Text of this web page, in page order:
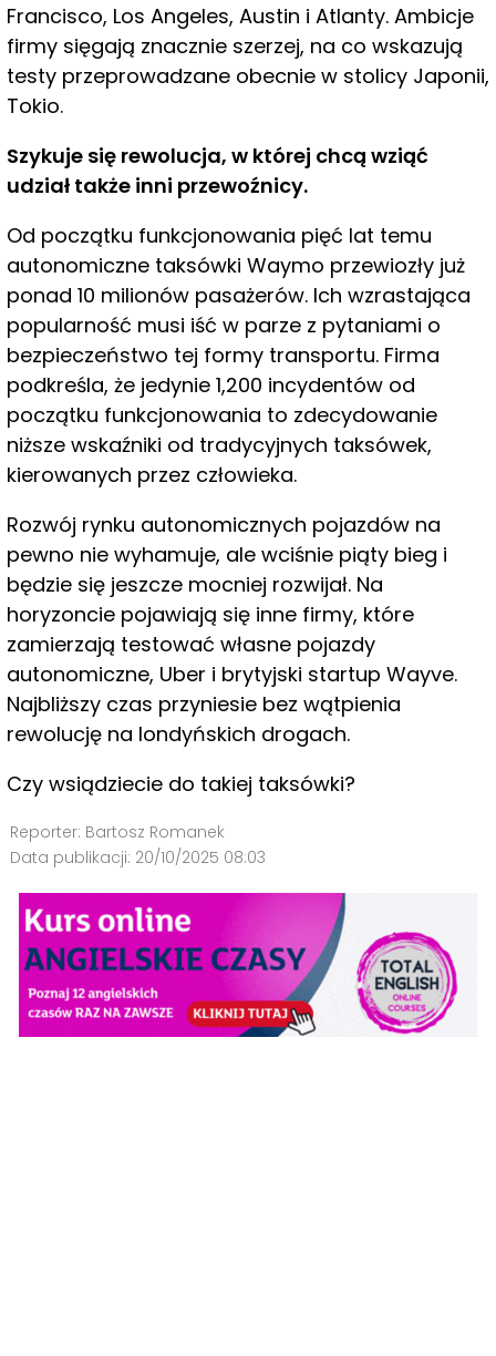
Francisco, Los Angeles, Austin i Atlanty. Ambicje
firmy sięgają znacznie szerzej, na co wskazują
testy przeprowadzane obecnie w stolicy Japonii,
Tokio.
Szykuje się rewolucja, w której chcą wziąć
udział także inni przewoźnicy.
Od początku funkcjonowania pięć lat temu
autonomiczne taksówki Waymo przewiozły już
ponad 10 milionów pasażerów. Ich wzrastająca
popularność musi iść w parze z pytaniami o
bezpieczeństwo tej formy transportu. Firma
podkreśla, że jedynie 1,200 incydentów od
początku funkcjonowania to zdecydowanie
niższe wskaźniki od tradycyjnych taksówek,
kierowanych przez człowieka.
Rozwój rynku autonomicznych pojazdów na
pewno nie wyhamuje, ale wciśnie piąty bieg i
będzie się jeszcze mocniej rozwijał. Na
horyzoncie pojawiają się inne firmy, które
zamierzają testować własne pojazdy
autonomiczne, Uber i brytyjski startup Wayve.
Najbliższy czas przyniesie bez wątpienia
rewolucję na londyńskich drogach.
Czy wsiądziecie do takiej taksówki?
Reporter: Bartosz Romanek
Data publikacji: 20/10/2025 08:03